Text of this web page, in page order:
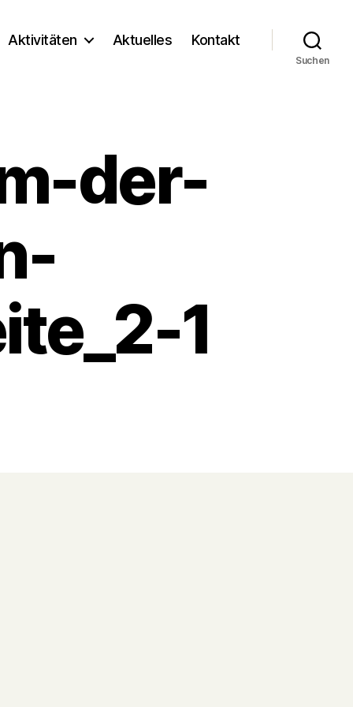
Aktivitäten Aktuelles Kontakt
Suchen
der-
1